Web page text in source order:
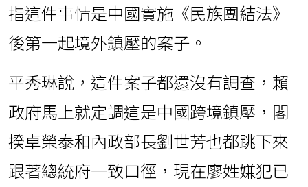
指這件事情是中國實施《民族團結法》
後第一起境外鎮壓的案子。
平秀琳說，這件案子都還沒有調查，賴
政府馬上就定調這是中國跨境鎮壓，閣
揆卓榮泰和內政部長劉世芳也都跳下來
跟著總統府一致口徑，現在廖姓嫌犯已